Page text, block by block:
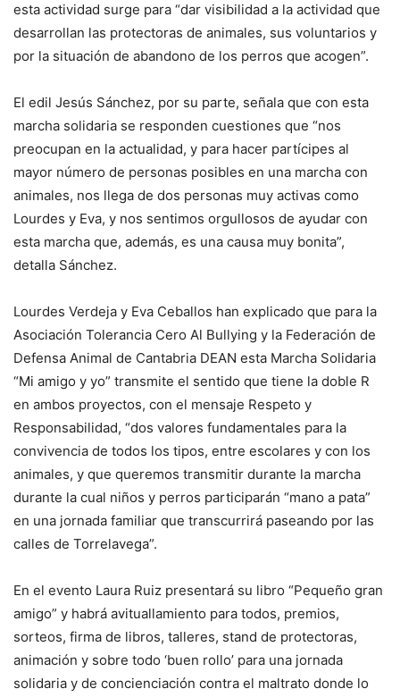
esta actividad surge para “dar visibilidad a la actividad que
desarrollan las protectoras de animales, sus voluntarios y
por la situación de abandono de los perros que acogen”.
El edil Jesús Sánchez, por su parte, señala que con esta
marcha solidaria se responden cuestiones que “nos
preocupan en la actualidad, y para hacer partícipes al
mayor número de personas posibles en una marcha con
animales, nos llega de dos personas muy activas como
Lourdes y Eva, y nos sentimos orgullosos de ayudar con
esta marcha que, además, es una causa muy bonita”,
detalla Sánchez.
Lourdes Verdeja y Eva Ceballos han explicado que para la
Asociación Tolerancia Cero Al Bullying y la Federación de
Defensa Animal de Cantabria DEAN esta Marcha Solidaria
“Mi amigo y yo” transmite el sentido que tiene la doble R
en ambos proyectos, con el mensaje Respeto y
Responsabilidad, “dos valores fundamentales para la
convivencia de todos los tipos, entre escolares y con los
animales, y que queremos transmitir durante la marcha
durante la cual niños y perros participarán “mano a pata”
en una jornada familiar que transcurrirá paseando por las
calles de Torrelavega”.
En el evento Laura Ruiz presentará su libro “Pequeño gran
amigo” y habrá avituallamiento para todos, premios,
sorteos, firma de libros, talleres, stand de protectoras,
animación y sobre todo ‘buen rollo’ para una jornada
solidaria y de concienciación contra el maltrato donde lo